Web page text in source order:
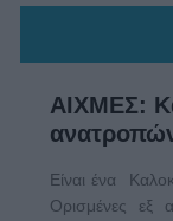
ΑΙΧΜΕΣ:
Είναι ένα
Ορισμένες εξ